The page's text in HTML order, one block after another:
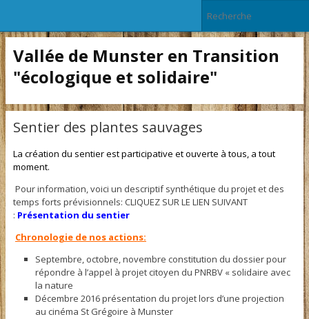
Vallée de Munster en Transition
"écologique et solidaire"
Sentier des plantes sauvages
La création du sentier est participative et ouverte à tous, a tout
moment.
Pour information, voici un descriptif synthétique du projet et des
temps forts prévisionnels: CLIQUEZ SUR LE LIEN SUIVANT
: Présentation du sentier
Chronologie de nos actions:
Septembre, octobre, novembre constitution du dossier pour
répondre à l’appel à projet citoyen du PNRBV « solidaire avec
la nature
Décembre 2016 présentation du projet lors d’une projection
au cinéma St Grégoire à Munster